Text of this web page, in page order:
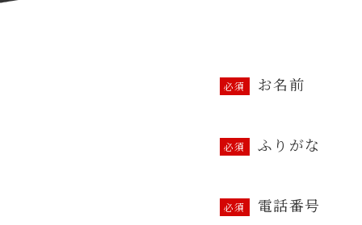
お名前
ふりがな
電話番号